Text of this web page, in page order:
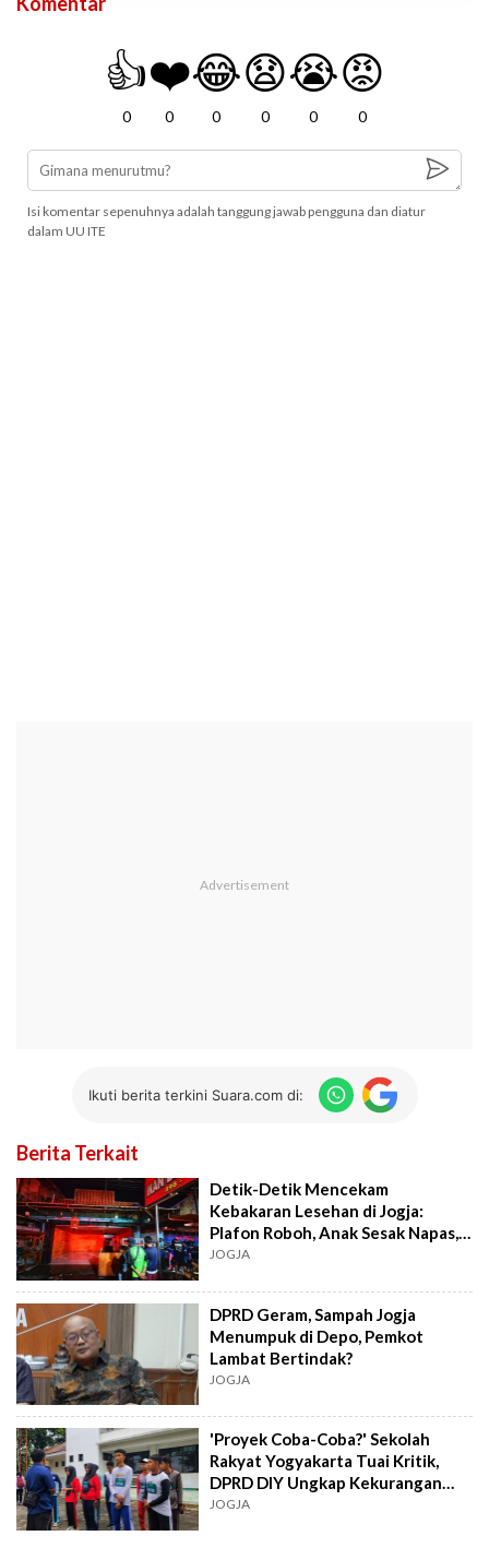
👍
0
❤️
0
😂
0
😧
0
😭
0
😡
0
Isi komentar sepenuhnya adalah tanggung jawab pengguna dan diatur
dalam UU ITE
Ikuti berita terkini Suara.com di:
Berita Terkait
Detik-Detik Mencekam
Kebakaran Lesehan di Jogja:
Plafon Roboh, Anak Sesak Napas,
Ini Kesaksian Warga
JOGJA
DPRD Geram, Sampah Jogja
Menumpuk di Depo, Pemkot
Lambat Bertindak?
JOGJA
'Proyek Coba-Coba?' Sekolah
Rakyat Yogyakarta Tuai Kritik,
DPRD DIY Ungkap Kekurangan
Fatal
JOGJA